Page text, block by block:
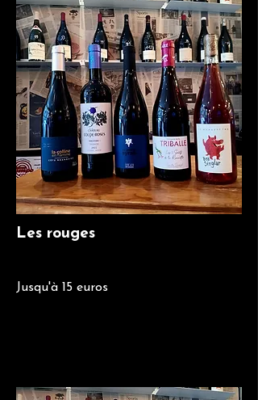
Les rouges
Jusqu'à 15 euros